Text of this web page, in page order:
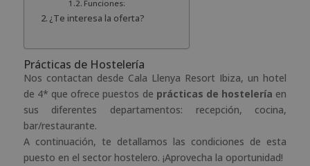
Funciones:
¿Te interesa la oferta?
Prácticas de Hostelería
Nos contactan desde Cala Llenya Resort Ibiza, un hotel
de 4* que ofrece puestos de prácticas de hostelería en
sus diferentes departamentos: recepción, cocina,
bar/restaurante.
A continuación, te detallamos las condiciones de esta
puesto en el sector hostelero. ¡Aprovecha la oportunidad!